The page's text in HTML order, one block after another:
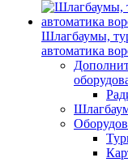
Шлагбаумы,
автоматика